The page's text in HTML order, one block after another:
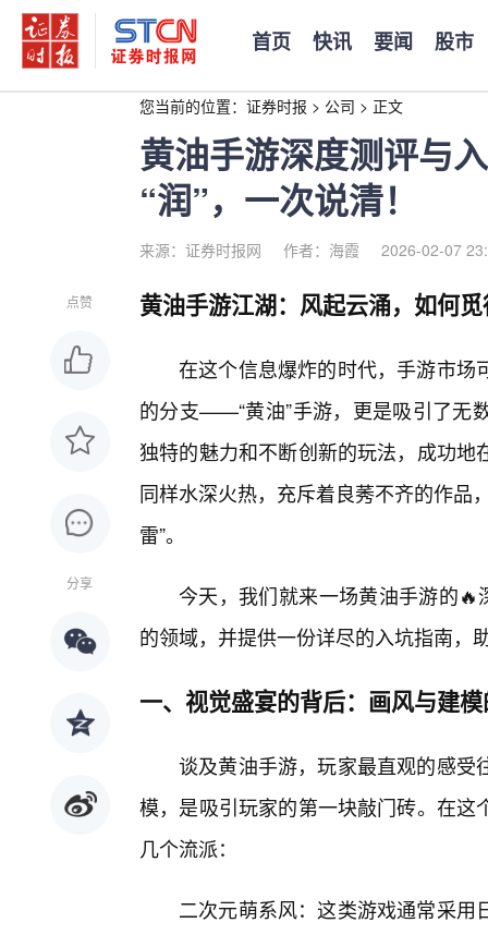
首页 快讯 要闻 股市
您当前的位置： 证券时报 > 公司 > 正文
黄油手游深度测评与
“润”，一次说清！
来源：证券时报网 作者：海霞 2026-02-07
点赞
分享
黄油手游江湖：风起云涌，如何
在这个信息爆炸的时代，手游市场
的分支——“黄油”手游，更是吸引了无
独特的魅力和不断创新的玩法，成功
同样水深火热，充斥着良莠不齐的作品
雷”。
今天，我们就来一场黄油手游的🔥
的领域，并提供一份详尽的入坑指南，
一、视觉盛宴的背后：画风与建
谈及黄油手游，玩家最直观的感受
模，是吸引玩家的第一块敲门砖。在
几个流派：
二次元萌系风：这类游戏通常采